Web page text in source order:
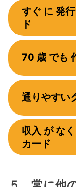
すぐ に 発
ド
70 歳 でも
通りやすい
収入 が な
カード